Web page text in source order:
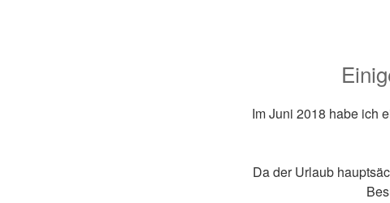
Im Juni 2018 habe ich
Da der Urlaub